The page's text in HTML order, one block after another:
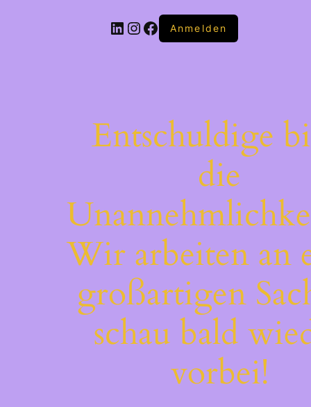
Anmelden
Entschuldige
die
Wir arbeiten an
großartigen
schau bald
vorbei!